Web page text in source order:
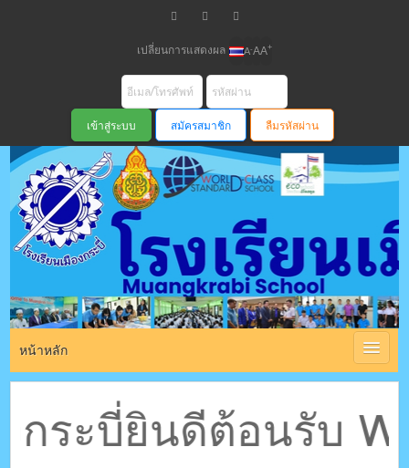
เปลี่ยนการแสดงผล A-AA+
สมัครสมาชิก ลืมรหัสผ่าน
โรงเรียนเมือง
กระบี่ สพม
ตรัง กระบี่
หน้าหลัก
บี่ยินดีต้อนรับ